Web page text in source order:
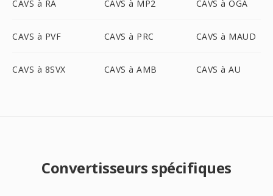
CAVS à RA CAVS à MP2 CAVS à OGA
CAVS à PVF CAVS à PRC CAVS à MAUD
CAVS à 8SVX CAVS à AMB CAVS à AU
Convertisseurs spécifiques